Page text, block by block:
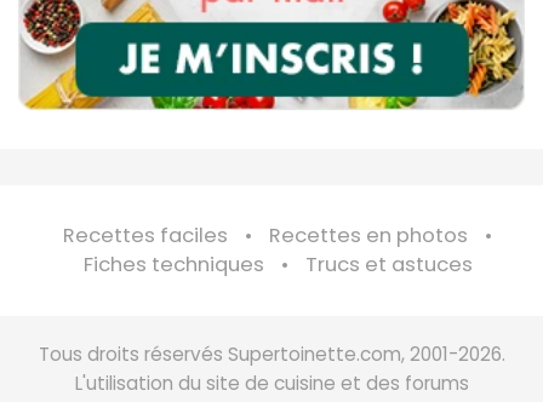
Recettes faciles
Recettes en photos
Fiches techniques
Trucs et astuces
Tous droits réservés Supertoinette.com, 2001-2026.
L'utilisation du site de cuisine et des forums